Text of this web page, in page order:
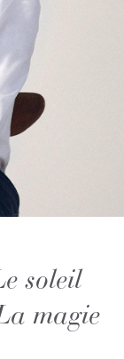
soleil
magie